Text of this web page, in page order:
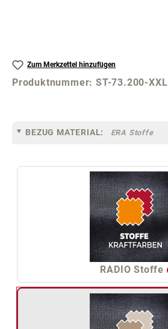
Zum Merkzettel hinzufügen
Produktnummer:ST-73.200-XXL
BEZUG MATERIAL: ERA Stoffe
RADIO Stoffe